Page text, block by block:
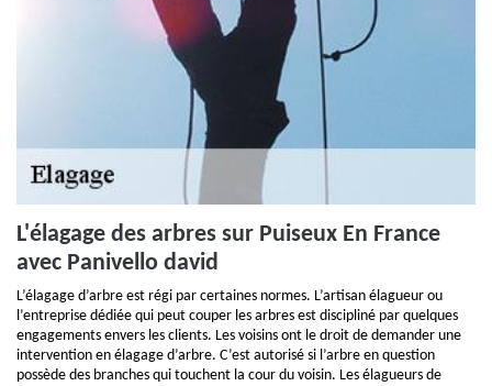
L'élagage des arbres sur Puiseux En France
avec Panivello david
L’élagage d’arbre est régi par certaines normes. L’artisan élagueur ou
l’entreprise dédiée qui peut couper les arbres est discipliné par quelques
engagements envers les clients. Les voisins ont le droit de demander une
intervention en élagage d’arbre. C’est autorisé si l’arbre en question
possède des branches qui touchent la cour du voisin. Les élagueurs de